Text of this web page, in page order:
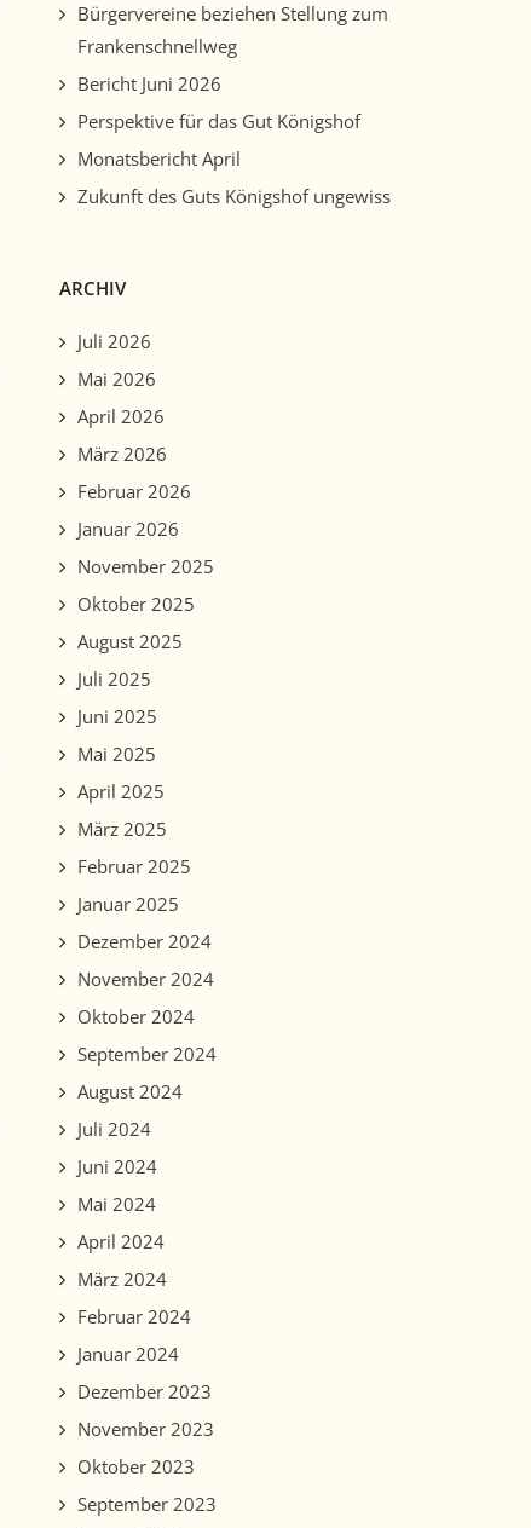
Bürgervereine beziehen Stellung zum
Frankenschnellweg
Bericht Juni 2026
Perspektive für das Gut Königshof
Monatsbericht April
Zukunft des Guts Königshof ungewiss
ARCHIV
Juli 2026
Mai 2026
April 2026
März 2026
Februar 2026
Januar 2026
November 2025
Oktober 2025
August 2025
Juli 2025
Juni 2025
Mai 2025
April 2025
März 2025
Februar 2025
Januar 2025
Dezember 2024
November 2024
Oktober 2024
September 2024
August 2024
Juli 2024
Juni 2024
Mai 2024
April 2024
März 2024
Februar 2024
Januar 2024
Dezember 2023
November 2023
Oktober 2023
September 2023